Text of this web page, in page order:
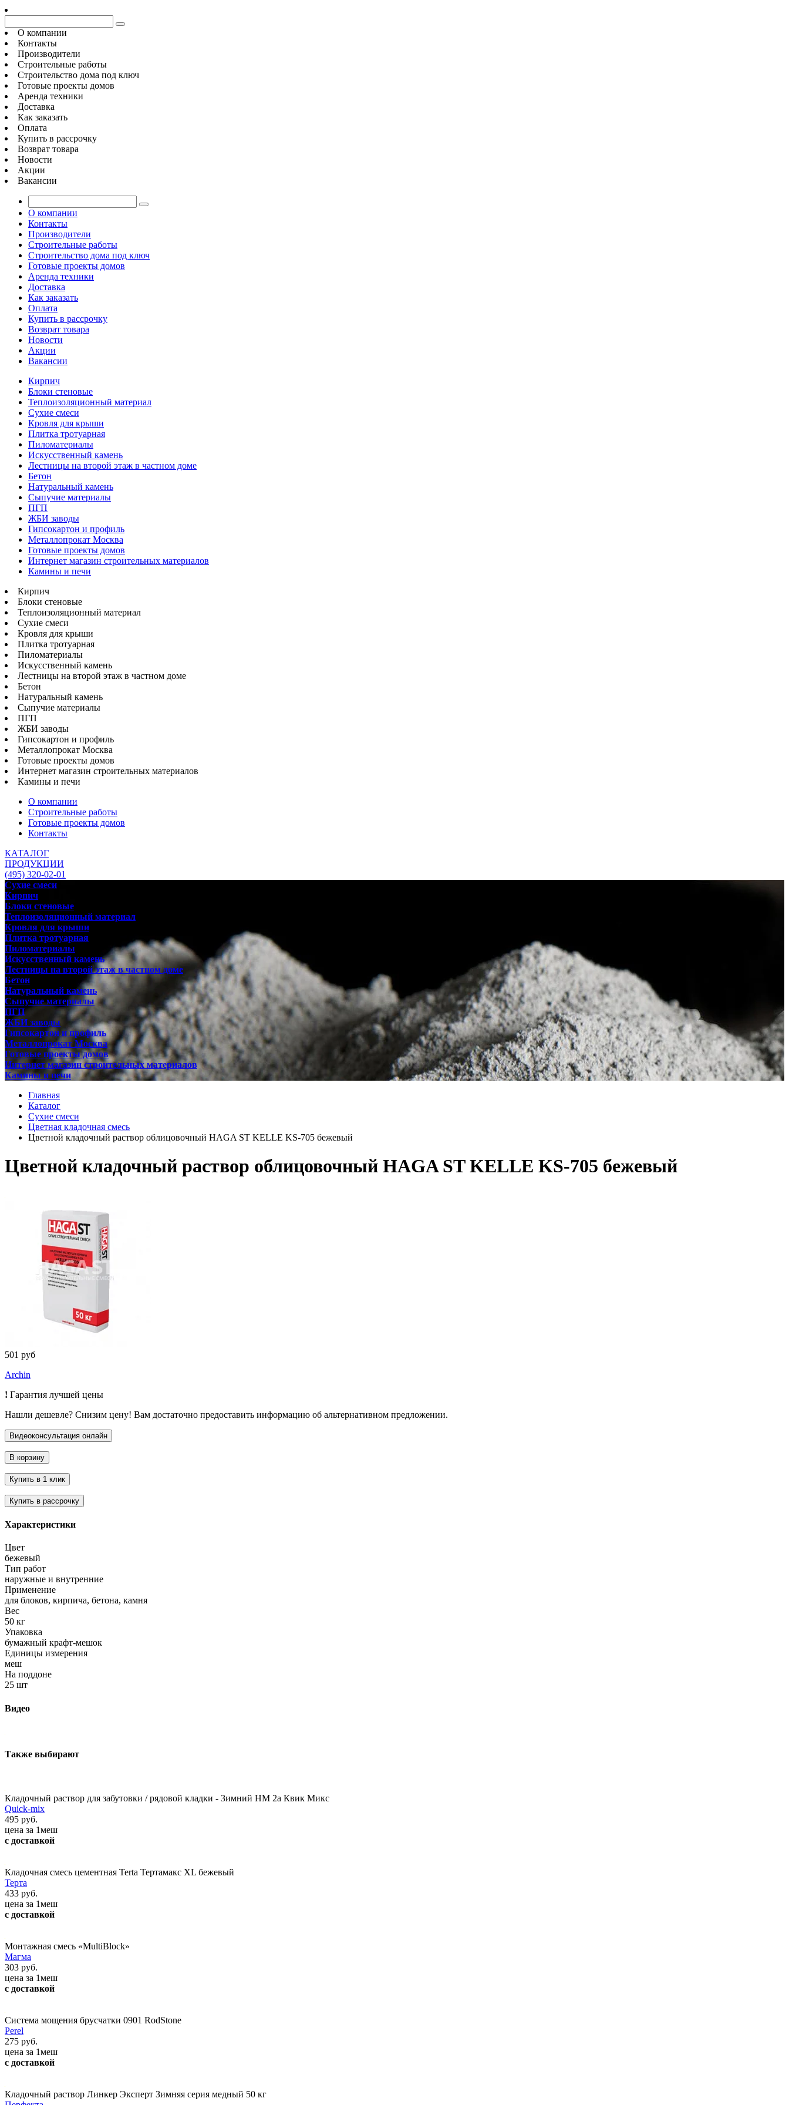
О компании
Контакты
Производители
Строительные работы
Строительство дома под ключ
Готовые проекты домов
Аренда техники
Доставка
Как заказать
Оплата
Купить в рассрочку
Возврат товара
Новости
Акции
Вакансии
О компании
Контакты
Производители
Строительные работы
Строительство дома под ключ
Готовые проекты домов
Аренда техники
Доставка
Как заказать
Оплата
Купить в рассрочку
Возврат товара
Новости
Акции
Вакансии
Кирпич
Блоки стеновые
Теплоизоляционный материал
Сухие смеси
Кровля для крыши
Плитка тротуарная
Пиломатериалы
Искусственный камень
Лестницы на второй этаж в частном доме
Бетон
Натуральный камень
Сыпучие материалы
ПГП
ЖБИ заводы
Гипсокартон и профиль
Металлопрокат Москва
Готовые проекты домов
Интернет магазин строительных материалов
Камины и печи
Кирпич
Блоки стеновые
Теплоизоляционный материал
Сухие смеси
Кровля для крыши
Плитка тротуарная
Пиломатериалы
Искусственный камень
Лестницы на второй этаж в частном доме
Бетон
Натуральный камень
Сыпучие материалы
ПГП
ЖБИ заводы
Гипсокартон и профиль
Металлопрокат Москва
Готовые проекты домов
Интернет магазин строительных материалов
Камины и печи
О компании
Строительные работы
Готовые проекты домов
Контакты
КАТАЛОГ
ПРОДУКЦИИ
(495) 320-02-01
Сухие смеси
Кирпич
Блоки стеновые
Теплоизоляционный материал
Кровля для крыши
Плитка тротуарная
Пиломатериалы
Искусственный камень
Лестницы на второй этаж в частном доме
Бетон
Натуральный камень
Сыпучие материалы
ПГП
ЖБИ заводы
Гипсокартон и профиль
Металлопрокат Москва
Готовые проекты домов
Интернет магазин строительных материалов
Камины и печи
Главная
Каталог
Сухие смеси
Цветная кладочная смесь
Цветной кладочный раствор облицовочный HAGA ST KELLE KS-705 бежевый
Цветной кладочный раствор облицовочный HAGA ST KELLE KS-705 бежевый
501 руб
Archin
! Гарантия лучшей цены
Нашли дешевле? Снизим цену! Вам достаточно предоставить информацию об альтернативном предложении.
Характеристики
Цвет
бежевый
Тип работ
наружные и внутренние
Применение
для блоков, кирпича, бетона, камня
Вес
50 кг
Упаковка
бумажный крафт-мешок
Единицы измерения
меш
На поддоне
25 шт
Видео
Также выбирают
Кладочный раствор для забутовки / рядовой кладки - Зимний HM 2a Квик Микс
Quick-mix
495 руб.
цена за 1меш
с доставкой
Кладочная смесь цементная Terta Тертамакс XL бежевый
Терта
433 руб.
цена за 1меш
с доставкой
Монтажная смесь «MultiBlock»
Магма
303 руб.
цена за 1меш
с доставкой
Система мощения брусчатки 0901 RodStone
Perel
275 руб.
цена за 1меш
с доставкой
Кладочный раствор Линкер Эксперт Зимняя серия медный 50 кг